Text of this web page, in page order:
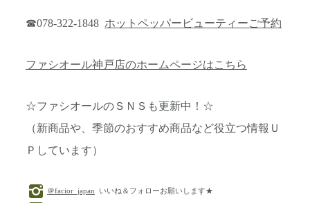
☎078-322-1848 ホットペッパービューティーご予約
ファシオール神戸店のホームページはこちら
☆ファシオールのＳＮＳも更新中！☆
（新商品や、季節のおすすめ商品など役立つ情報Ｕ
Ｐしています）
＠facior_japan いいね＆フォローお願いします★